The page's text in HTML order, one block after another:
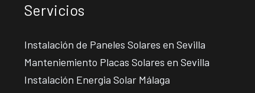
Servicios
Instalación de Paneles Solares en Sevilla
Manteniemiento Placas Solares en Sevilla
Instalación Energia Solar Málaga